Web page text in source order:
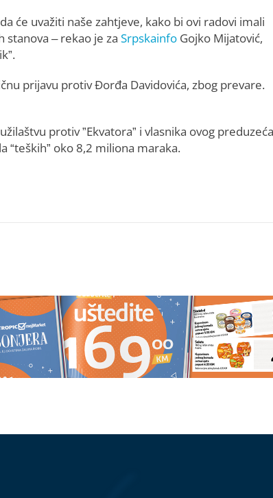
će uvažiti naše zahtjeve, kako bi ovi radovi imali
stanova – rekao je za Srpskainfo Gojko Mijatović,
prijavu protiv Đorđa Davidovića, zbog prevare.
protiv ”Еkvatora” i vlasnika ovog preduzeća
“teških” oko 8,2 miliona maraka.
evo koji su se iznosi našli na